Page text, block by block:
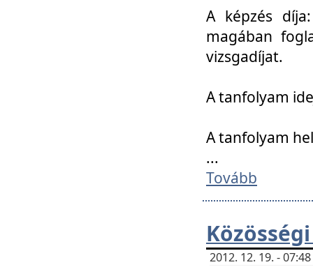
A képzés
magában
vizsgadíjat.
A tanfolyam
A tanfolyam
...
Tovább
2012. 12. 19. -